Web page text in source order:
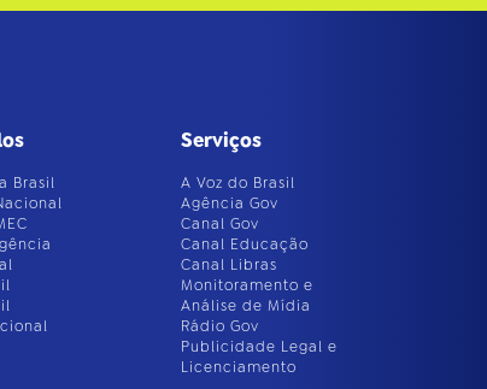
Brasil
Serviços
A Voz do Brasil
Agência Gov
Canal Gov
Canal Educação
Canal Libras
Monitoramento e
Análise de Mídia
Rádio Gov
Publicidade Legal e
Licenciamento